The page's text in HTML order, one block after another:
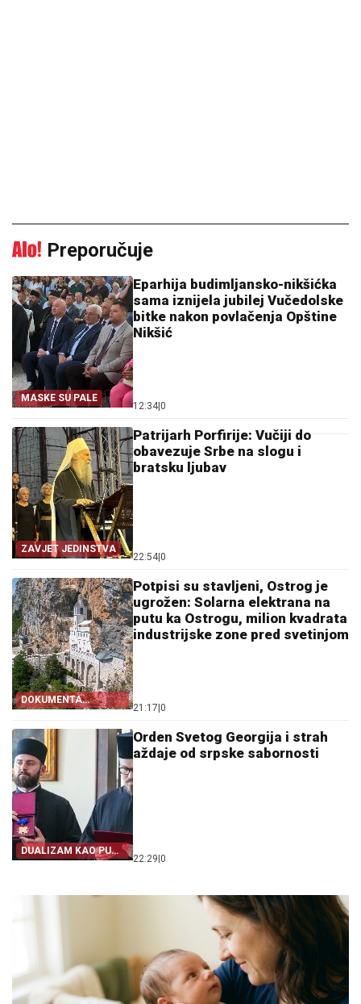
Preporučuje
MASKE SU PALE
Eparhija budimljansko-nikšićka
sama iznijela jubilej Vučedolske
bitke nakon povlačenja Opštine
Nikšić
12:34 0
ZAVJET JEDINSTVA
Patrijarh Porfirije: Vučiji do
obavezuje Srbe na slogu i
bratsku ljubav
22:54 0
DOKUMENTA
OTKRIVAJU
Potpisi su stavljeni, Ostrog je
ugrožen: Solarna elektrana na
putu ka Ostrogu, milion kvadrata
industrijske zone pred svetinjom
21:17 0
DUALIZAM KAO PUT
IZ SRPSTVA
Orden Svetog Georgija i strah
aždaje od srpske sabornosti
22:29 0